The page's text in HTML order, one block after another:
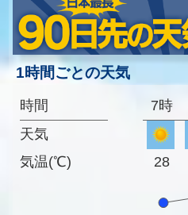
1時間ごとの天気
時間
天気
気温(℃)
7時
28